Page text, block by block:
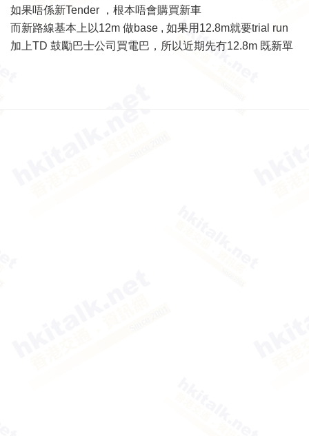
如果唔係新Tender ，根本唔會購買新車
而新路線基本上以12m 做base , 如果用12.8m就要trial run
加上TD 鼓勵巴士公司買電巴，所以近期先冇12.8m 既新單